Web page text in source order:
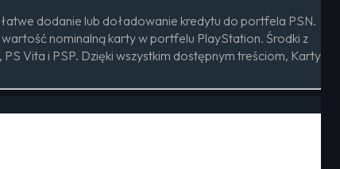
dodanie lub doładowanie kredytu do portfela PSN.
nominalną karty w portfelu PlayStation. Środki z
Vita i PSP. Dzięki wszystkim dostępnym treściom, Karty